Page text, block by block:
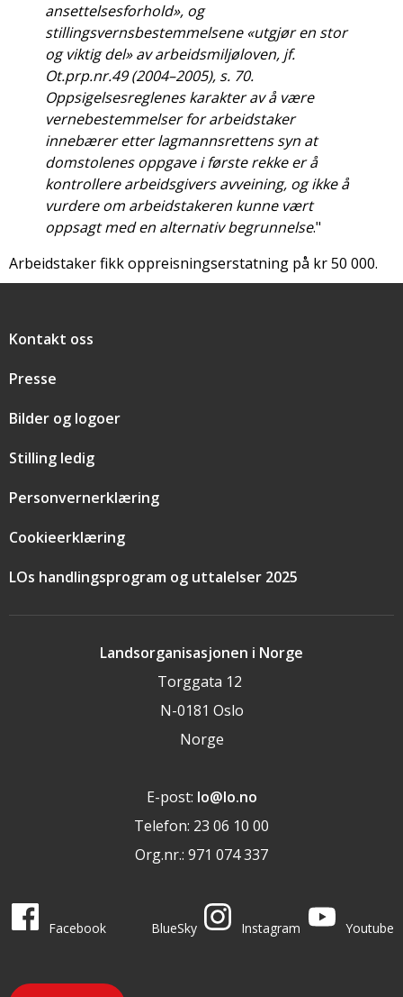
ansettelsesforhold», og
stillingsvernsbestemmelsene «utgjør en stor
og viktig del» av arbeidsmiljøloven, jf.
Ot.prp.nr.49 (2004–2005), s. 70.
Oppsigelsesreglenes karakter av å være
vernebestemmelser for arbeidstaker
innebærer etter lagmannsrettens syn at
domstolenes oppgave i første rekke er å
kontrollere arbeidsgivers avveining, og ikke å
vurdere om arbeidstakeren kunne vært
oppsagt med en alternativ begrunnelse."
Arbeidstaker fikk oppreisningserstatning på kr 50 000.
Landsorganisasjonen i Norge
Torggata 12
N-0181 Oslo
Norge
E-post: lo@lo.no
Telefon: 23 06 10 00
Org.nr.: 971 074 337
Snarveier
Kontakt oss
Presse
Bilder og logoer
Stilling ledig
Personvernerklæring
Cookieerklæring
LOs handlingsprogram og uttalelser 2025
LO i sosiale medier
Facebook
BlueSky
Instagram
Youtube